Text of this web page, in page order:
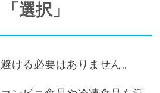
選択」
ける必要はありません。